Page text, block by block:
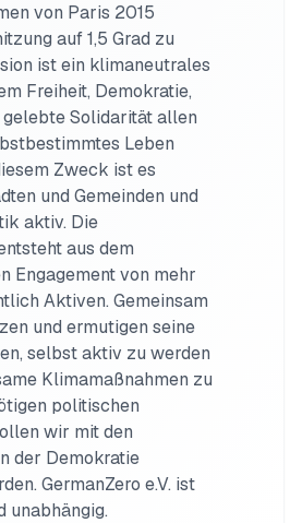
von Paris 2015
auf 1,5 Grad zu
ist ein klimaneutrales
Freiheit, Demokratie,
Solidarität allen
Leben
Zweck ist es
und Gemeinden und
aktiv. Die
aus dem
Engagement von mehr
Aktiven. Gemeinsam
und ermutigen seine
selbst aktiv zu werden
Klimamaßnahmen zu
politischen
wir mit den
der Demokratie
GermanZero e.V. ist
unabhängig.